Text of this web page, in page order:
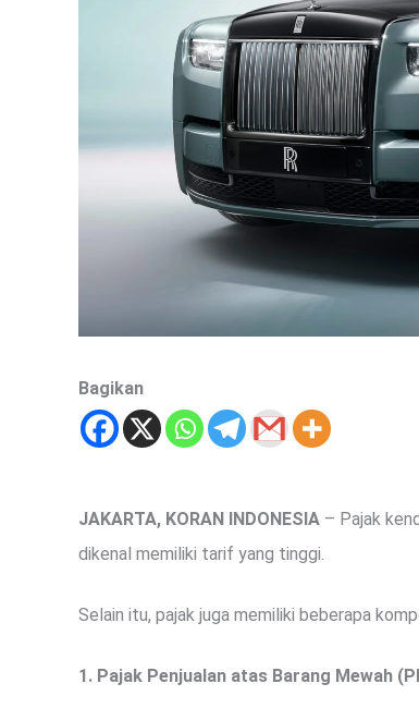
Bagikan
JAKARTA, KORAN INDONESIA – Pajak
dikenal memiliki tarif yang tinggi.
Selain itu, pajak juga memiliki beberapa
1. Pajak Penjualan atas Barang Mewah